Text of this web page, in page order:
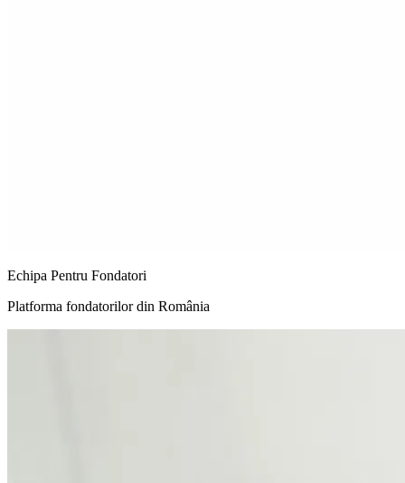
Echipa Pentru Fondatori
Platforma fondatorilor din România